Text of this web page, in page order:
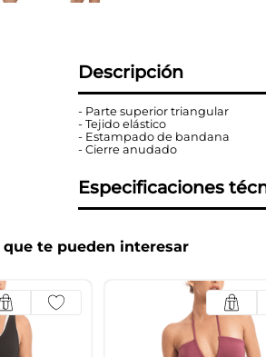
Descripción
- Parte superior triangular
- Tejido elástico
- Estampado de bandana
- Cierre anudado
Especificaciones
te pueden interesar